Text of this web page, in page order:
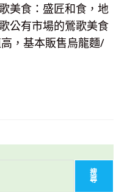
美食：盛匠和食，地
公有市場的鶯歌美食
，基本販售烏龍麵/
搜
尋